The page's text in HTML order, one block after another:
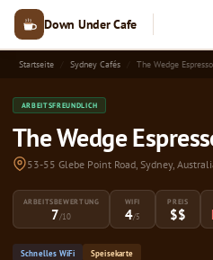
Down Under Cafe
Startseite Sydney Cafés The Wedge Espresso
ARBEITSFREUNDLICH
The Wedge
53-55 Glebe Point Road, Sydney,
ARBEITSBEWERTUNG
7/10
WIFI
4/5
PREIS
$$
Schnelles WiFi Speisekarte